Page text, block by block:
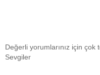
Değerli yorumlarınız için çok
Sevgiler